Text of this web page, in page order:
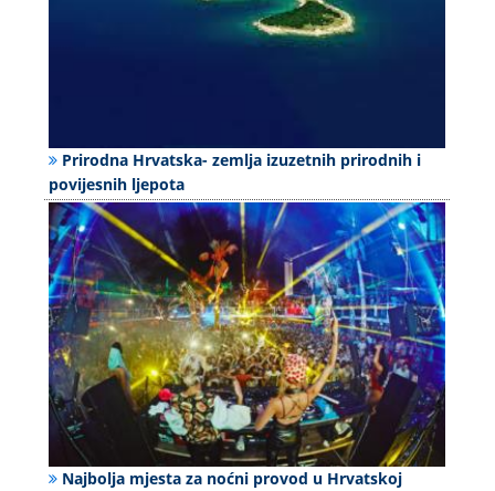
Prirodna Hrvatska- zemlja izuzetnih prirodnih i
povijesnih ljepota
Najbolja mjesta za noćni provod u Hrvatskoj